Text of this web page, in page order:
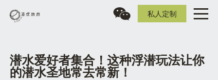
私人定制
潜水爱好者集合！这种浮潜玩法让你
的潜水圣地常去常新！